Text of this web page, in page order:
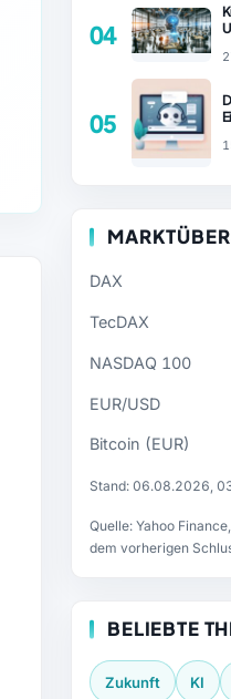
04
05
DAX
TecDAX
NASDAQ 100
EUR/USD
Bitcoin (EUR)
Stand: 06.08.2026,
Quelle: Yahoo
dem vorherigen
BELIEBTE
Zukunft KI